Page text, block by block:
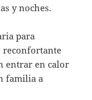
y noches.
para
reconfortante
entrar en calor
familia a